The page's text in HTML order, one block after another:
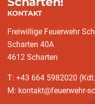
KONTAKT
Freiwillige Feuerwehr
Scharten 40A
4612 Scharten
T: +43 664 5982020
M: kontakt@feuerwehr-